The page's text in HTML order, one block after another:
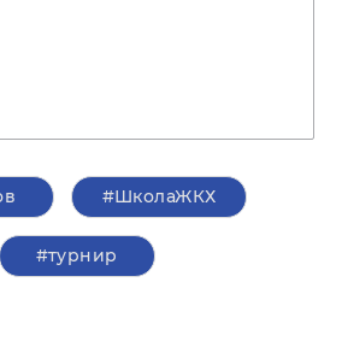
#ШколаЖКХ
#турнир